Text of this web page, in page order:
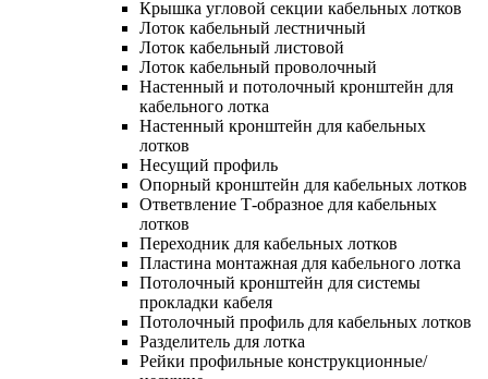
Крышка угловой секции кабельных лотков
Лоток кабельный лестничный
Лоток кабельный листовой
Лоток кабельный проволочный
Настенный и потолочный кронштейн для
кабельного лотка
Настенный кронштейн для кабельных
лотков
Несущий профиль
Опорный кронштейн для кабельных лотков
Ответвление Т-образное для кабельных
лотков
Переходник для кабельных лотков
Пластина монтажная для кабельного лотка
Потолочный кронштейн для системы
прокладки кабеля
Потолочный профиль для кабельных лотков
Разделитель для лотка
Рейки профильные конструкционные/